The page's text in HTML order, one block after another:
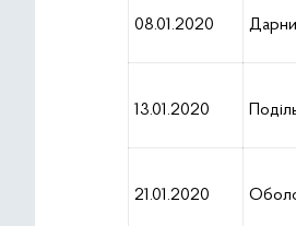
08.01.2020
13.01.2020
21.01.2020